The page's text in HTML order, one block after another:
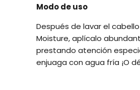
Modo de uso
Después de lavar el
Moisture, aplícalo
prestando atención
enjuaga con agua fría ¡O